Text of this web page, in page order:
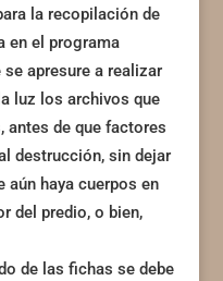
la recopilación de
en el programa
apresure a realizar
luz los archivos que
antes de que factores
destrucción, sin dejar
aún haya cuerpos en
del predio, o bien,
de las fichas se debe